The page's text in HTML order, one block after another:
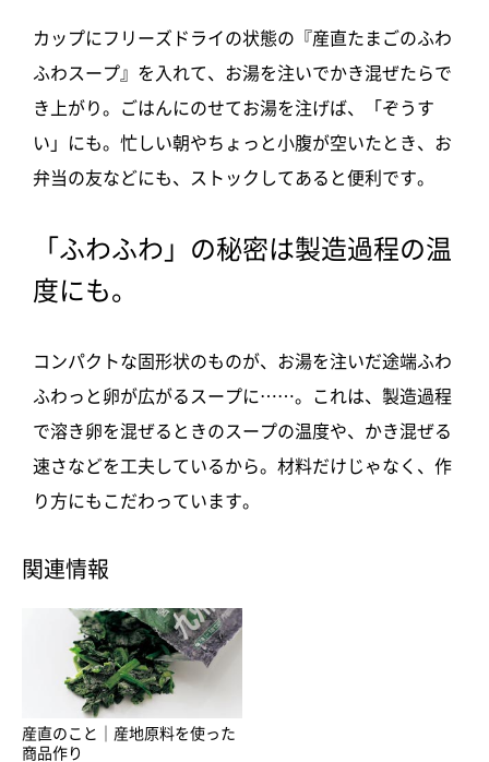
カップにフリーズドライの状態の『産直たまごのふわ
ふわスープ』を入れて、お湯を注いでかき混ぜたらで
き上がり。ごはんにのせてお湯を注げば、「ぞうす
い」にも。忙しい朝やちょっと小腹が空いたとき、お
弁当の友などにも、ストックしてあると便利です。
「ふわふわ」の秘密は製造過程の温
度にも。
コンパクトな固形状のものが、お湯を注いだ途端ふわ
ふわっと卵が広がるスープに……。これは、製造過程
で溶き卵を混ぜるときのスープの温度や、かき混ぜる
速さなどを工夫しているから。材料だけじゃなく、作
り方にもこだわっています。
関連情報
産直のこと｜産地原料を使った
商品作り